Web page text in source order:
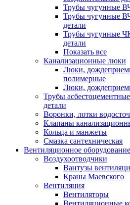
Трубы чугунные
Трубы чугунные
детали
Трубы чугунные
детали
Показать все
Канализационные люки
Люки,
полимерные
Люки,
Трубы
детали
Воронки, лотки
Клапаны
Кольца и манжеты
Смазка сантехническая
Вентиляционное оборудование
Воздухоотводчики
Вантузы
Краны Маевского
Вентиляция
Вентиляторы
Вентиляционные